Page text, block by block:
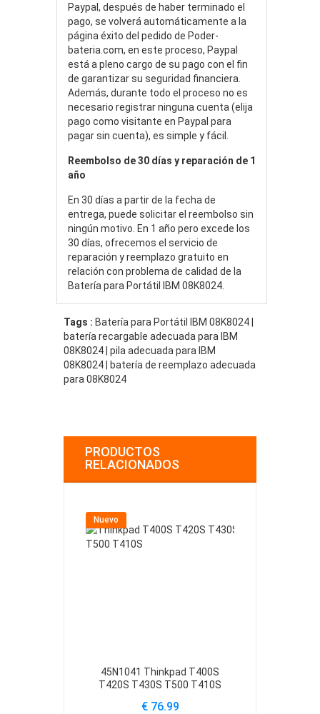
Paypal, después de haber terminado el
pago, se volverá automáticamente a la
página éxito del pedido de Poder-
bateria.com, en este proceso, Paypal
está a pleno cargo de su pago con el fin
de garantizar su seguridad financiera.
Además, durante todo el proceso no es
necesario registrar ninguna cuenta (elija
pago como visitante en Paypal para
pagar sin cuenta), es simple y fácil.
Reembolso de 30 días y reparación de 1
año
En 30 días a partir de la fecha de
entrega, puede solicitar el reembolso sin
ningún motivo. En 1 año pero excede los
30 días, ofrecemos el servicio de
reparación y reemplazo gratuito en
relación con problema de calidad de la
Batería para Portátil IBM 08K8024.
Tags : Batería para Portátil IBM 08K8024 |
batería recargable adecuada para IBM
08K8024 | pila adecuada para IBM
08K8024 | batería de reemplazo adecuada
para 08K8024
PRODUCTOS
RELACIONADOS
Nuevo
45N1041 Thinkpad T400S
T420S T430S T500 T410S
€ 76.99